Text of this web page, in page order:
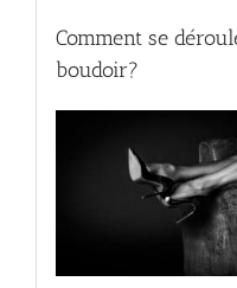
Comment se
boudoir?